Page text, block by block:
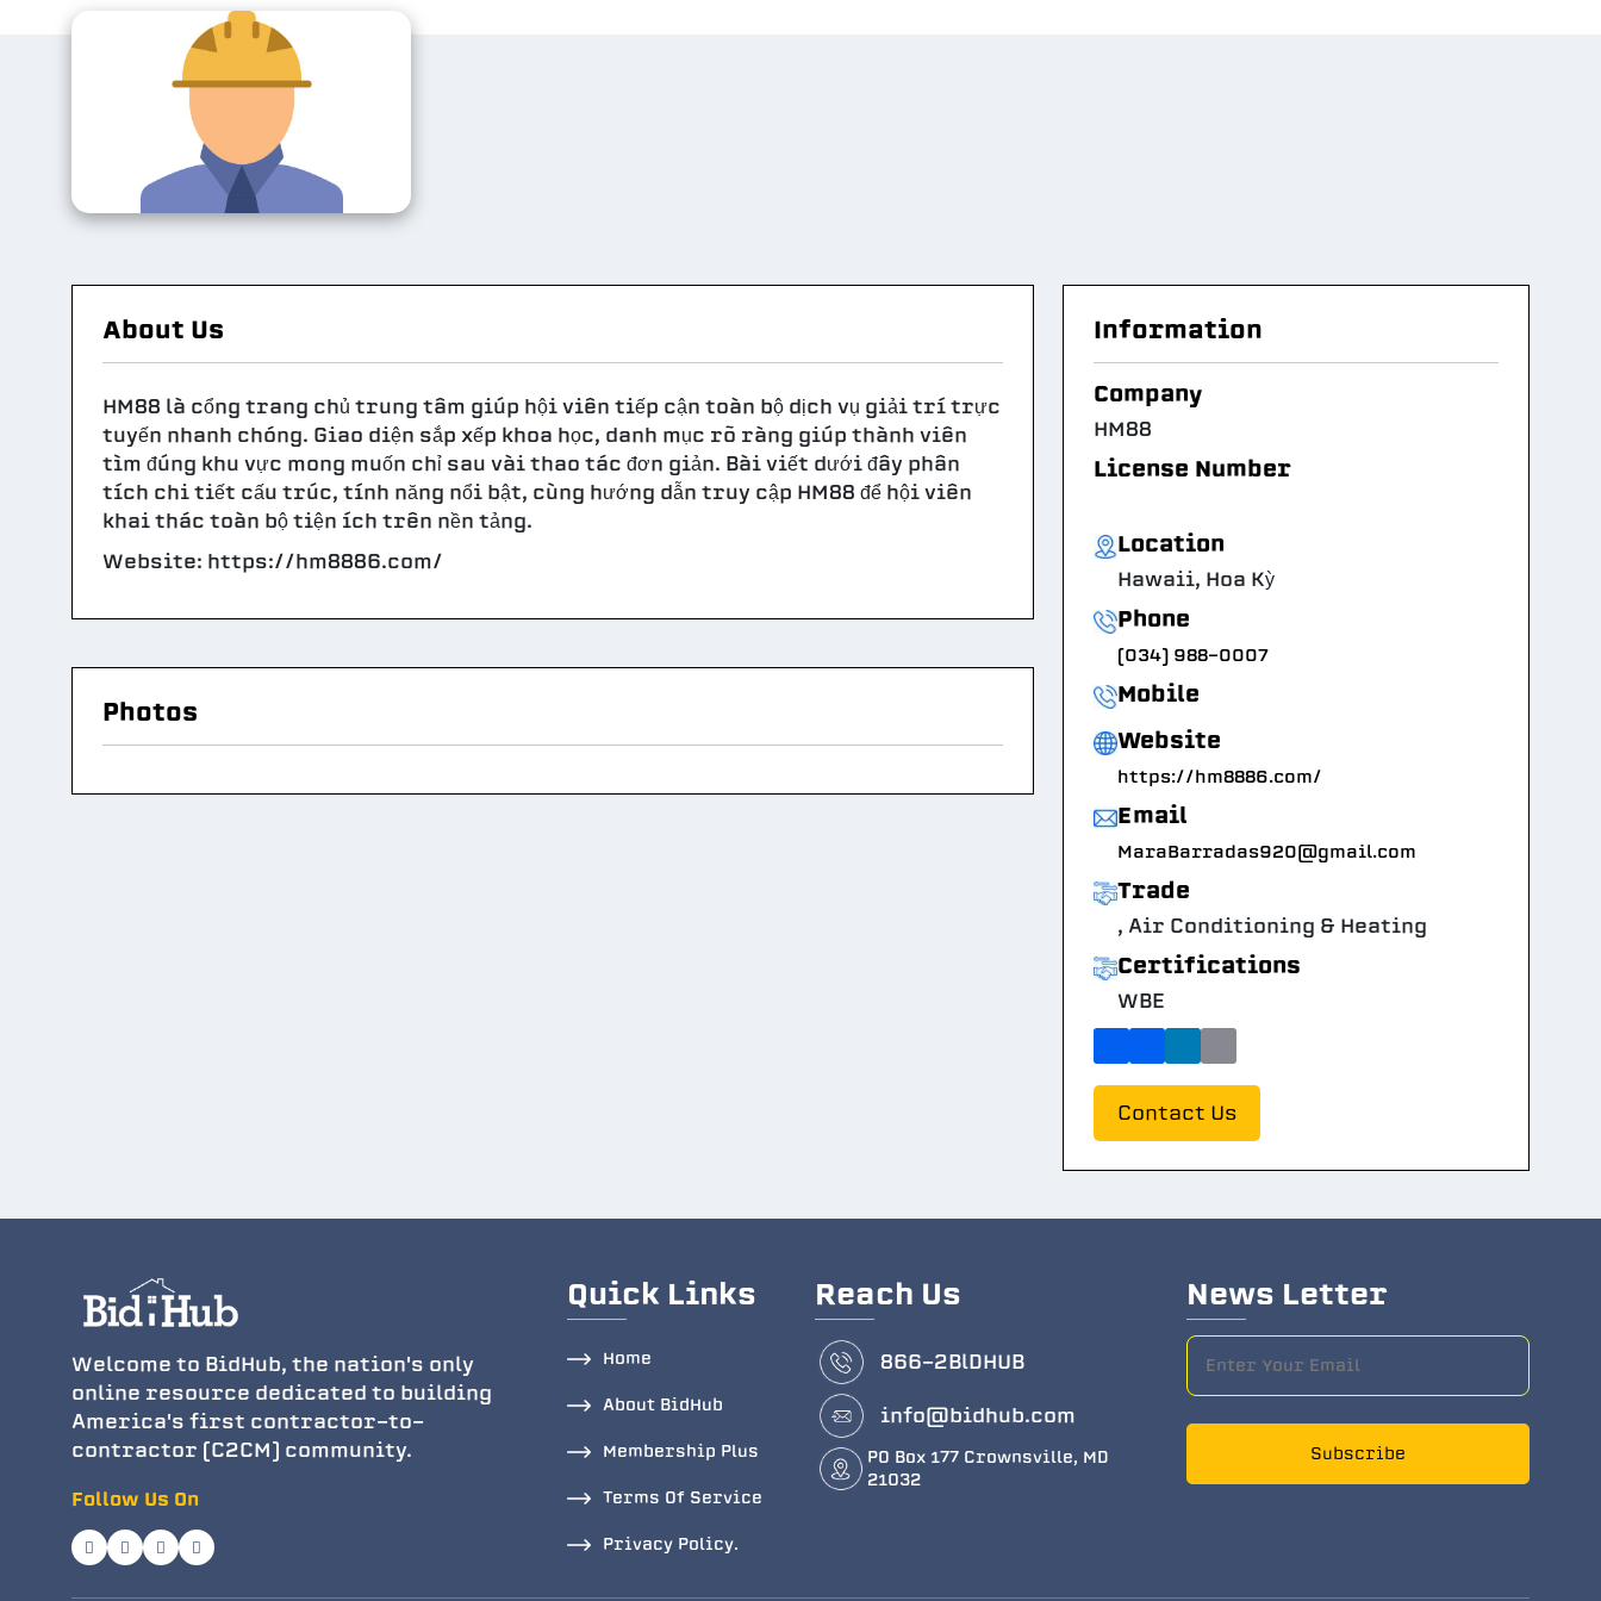
About Us
HM88 là cổng trang chủ trung tâm giúp hội viên tiếp cận toàn bộ dịch vụ giải trí trực
tuyến nhanh chóng. Giao diện sắp xếp khoa học, danh mục rõ ràng giúp thành viên
tìm đúng khu vực mong muốn chỉ sau vài thao tác đơn giản. Bài viết dưới đây phân
tích chi tiết cấu trúc, tính năng nổi bật, cùng hướng dẫn truy cập HM88 để hội viên
khai thác toàn bộ tiện ích trên nền tảng.
Website: https://hm8886.com/
Photos
Information
Company
HM88
License Number
Location
Hawaii, Hoa Kỳ
Phone
(034) 988-0007
Mobile
Website
https://hm8886.com/
Email
MaraBarradas920@gmail.com
Trade
, Air Conditioning & Heating
Certifications
WBE
Contact Us
Welcome to BidHub, the nation's only
online resource dedicated to building
America's first contractor-to-
contractor (C2CM) community.
Follow Us On
Quick Links
Home
About BidHub
Membership Plus
Terms Of Service
Privacy Policy.
Reach Us
866-2BlDHUB
info@bidhub.com
PO Box 177 Crownsville, MD
21032
News Letter
Subscribe